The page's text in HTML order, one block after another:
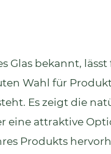
Glas bekannt,
Wahl für
Es zeigt die
eine attraktive
Produkts